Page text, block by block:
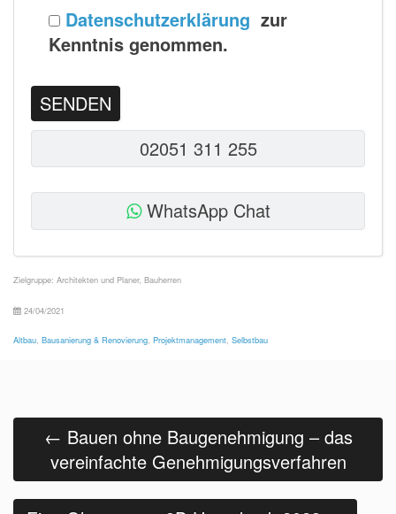
Datenschutzerklärung zur
Kenntnis genommen.
02051 311 255
WhatsApp Chat
Zielgruppe: Architekten und Planer, Bauherren
24/04/2021
Altbau, Bausanierung & Renovierung, Projektmanagement, Selbstbau
Navigation
← Bauen ohne Baugenehmigung – das
vereinfachte Genehmigungsverfahren